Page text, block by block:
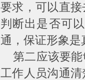
要求，可以直
判断出是否可
通，保证形象
第二应该要能
工作人员沟通